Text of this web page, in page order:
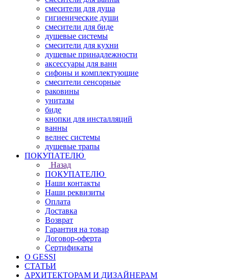
смесители для душа
гигиенические души
смесители для биде
душевые системы
смесители для кухни
душевые принадлежности
аксессуары для ванн
сифоны и комплектующие
смесители сенсорные
раковины
унитазы
биде
кнопки для инсталляций
ванны
велнес системы
душевые трапы
ПОКУПАТЕЛЮ
Назад
ПОКУПАТЕЛЮ
Наши контакты
Наши реквизиты
Оплата
Доставка
Возврат
Гарантия на товар
Договор-оферта
Сертификаты
О GESSI
СТАТЬИ
АРХИТЕКТОРАМ И ДИЗАЙНЕРАМ